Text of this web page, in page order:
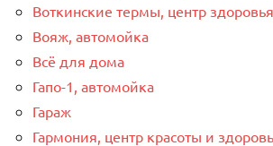
Воткинские термы, центр
Вояж, автомойка
Всё для дома
Гапо-1, автомойка
Гараж
Гармония, центр красоты и